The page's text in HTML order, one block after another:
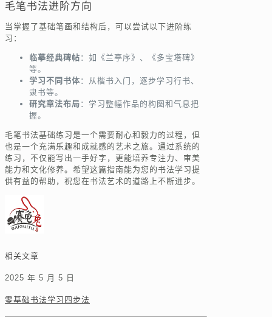
毛笔书法进阶方向
当掌握了基础笔画和结构后，可以尝试以下进阶练
习：
临摹经典碑帖 ：如《兰亭序》、《多宝塔碑》
等。
学习不同书体 ：从楷书入门，逐步学习行书、
隶书等。
研究章法布局 ：学习整幅作品的构图和气息把
握。
毛笔书法基础练习是一个需要耐心和毅力的过程，但
也是一个充满乐趣和成就感的艺术之旅。通过系统的
练习，不仅能写出一手好字，更能培养专注力、审美
能力和文化修养。希望这篇指南能为您的书法学习提
供有益的帮助，祝您在书法艺术的道路上不断进步。
相关文章
2025 年 5 月 5 日
零基础书法学习四步法